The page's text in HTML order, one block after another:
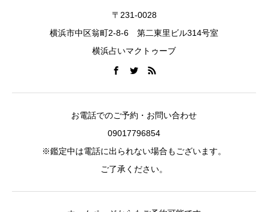
〒231-0028
横浜市中区翁町2-8-6 第二東里ビル314号室
横浜占いマクトゥーブ
お電話でのご予約・お問い合わせ
09017796854
※鑑定中は電話に出られない場合もございます。
ご了承ください。